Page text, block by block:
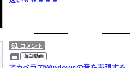
61 コメント
面白動画